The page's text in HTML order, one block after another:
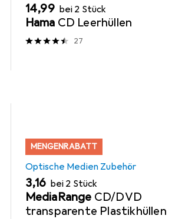
EUR
14,99 bei 2 Stück
Hama CD Leerhüllen
27
MENGENRABATT
Optische Medien Zubehör
EUR
3,16 bei 2 Stück
MediaRange CD/DVD
transparente Plastikhüllen